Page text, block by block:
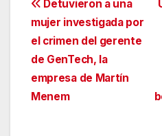
Navegación
de
entradas
Detuvieron a una
mujer investigada por
el crimen del gerente
de GenTech, la
empresa de Martín
Menem